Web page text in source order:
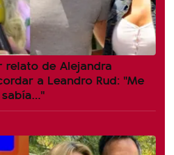
relato de Alejandra
a Leandro Rud: "Me